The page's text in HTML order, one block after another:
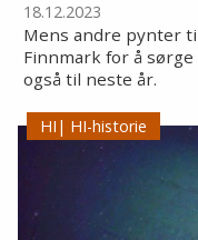
18.12.2023
Mens andre pynter
Finnmark for å
også til neste år.
HI-historie